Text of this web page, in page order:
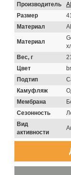
Производитель
Размер
Материал
Материал
Вес, г
Цвет
Подтип
Камуфляж
Мембрана
Сезонность
Вид
активности